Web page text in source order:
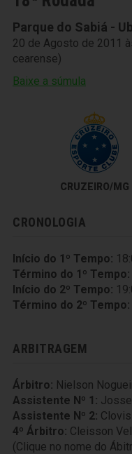
Parque do Sabiá -
20 de Agosto de 2011
cearense)
Baixe a súmula
CRUZEIRO/MG
CRONOLOGIA
Início do 1º Tempo:
Término do 1º Tempo:
Início do 2º Tempo:
Término do 2º Tempo:
ARBITRAGEM
Árbitro: Nielson
Assistente Nº 1:
Assistente Nº 2:
4º Árbitro: Cleisson
(Clique no nome do